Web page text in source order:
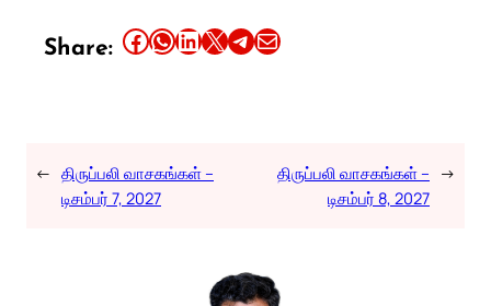
Share: Share this article on Facebook Share this article on WhatsApp Share this article on LinkedIn Share this article on X Share this article on TelegramEmail this Article
← திருப்பலி வாசகங்கள் –
டிசம்பர் 7, 2027
திருப்பலி வாசகங்கள் –
டிசம்பர் 8, 2027
→